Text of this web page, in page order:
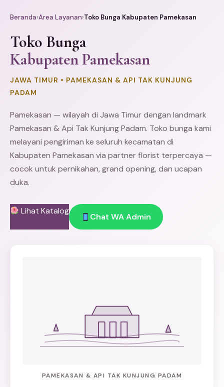
Beranda›Area Layanan›Toko Bunga Kabupaten Pamekasan
Toko Bunga
Kabupaten Pamekasan
JAWA TIMUR • PAMEKASAN & API TAK KUNJUNG
PADAM
Pamekasan — wilayah di Jawa Timur dengan landmark
Pamekasan & Api Tak Kunjung Padam. Toko bunga kami
melayani pengiriman ke seluruh kecamatan di
Kabupaten Pamekasan via partner florist terpercaya —
cocok untuk pernikahan, grand opening, dan ucapan
duka.
Lihat Katalog
Chat WA Admin
PAMEKASAN & API TAK KUNJUNG PADAM